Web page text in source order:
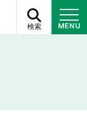
検索 MENU